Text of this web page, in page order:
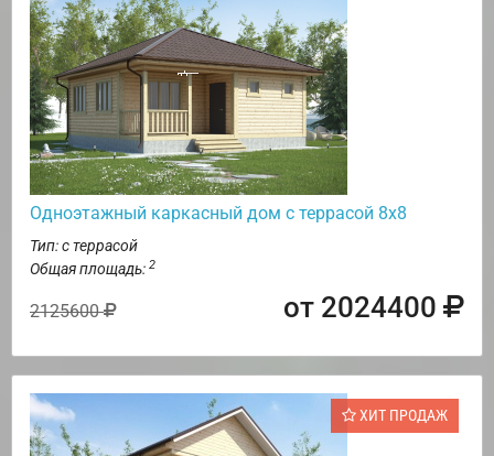
Одноэтажный каркасный дом с террасой 8х8
Тип: с террасой
Общая площадь: 2
2125600 от 2024400
ХИТ ПРОДАЖ